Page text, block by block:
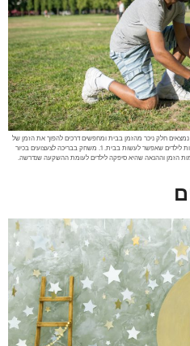
חלק ניכר מהזמן בבית ומחפשים דרכים להפוך את הזמן של
הילדים בבית למהנה ומעשיר. ריכזנו עבורכם רעיונות של פעילויות לילדים שאפשר לעשות בבית. 1. משחק בבריכה לצעצועים בכיור
הזמן וההנאה שהיא סיפקה לילדים לעומת ההשקעה שנדרשה.